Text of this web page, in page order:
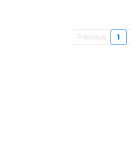
Previous 1